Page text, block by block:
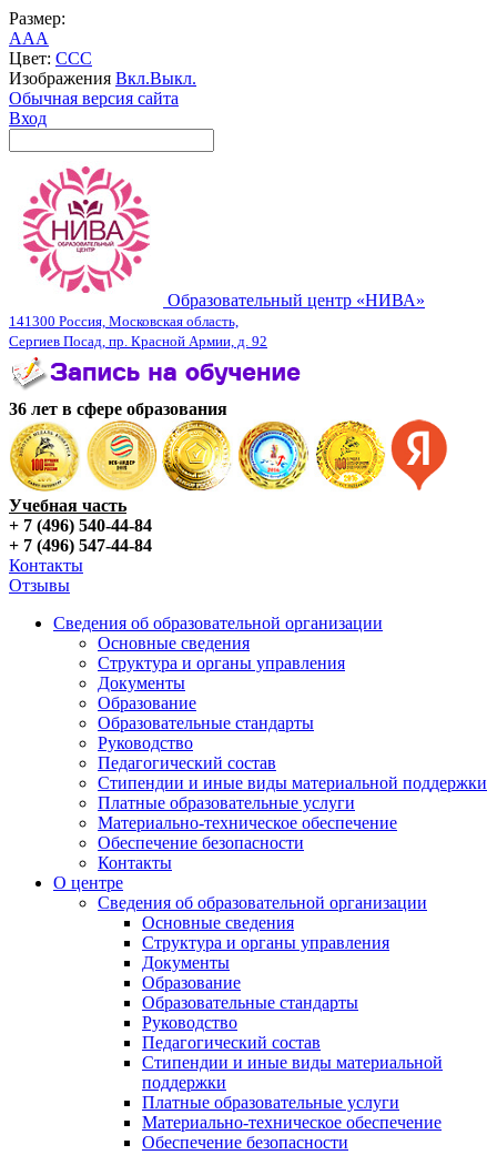
Размер:
AAA
Цвет: CCC
Изображения Вкл.Выкл.
Обычная версия сайта
Вход
Образовательный центр «НИВА»
141300 Россия, Московская область,
Сергиев Посад, пр. Красной Армии, д. 92
36 лет в сфере образования
Учебная часть
+ 7 (496) 540-44-84
+ 7 (496) 547-44-84
Контакты
Отзывы
Сведения об образовательной организации
Основные сведения
Структура и органы управления
Документы
Образование
Образовательные стандарты
Руководство
Педагогический состав
Стипендии и иные виды материальной поддержки
Платные образовательные услуги
Материально-техническое обеспечение
Обеспечение безопасности
Контакты
О центре
Сведения об образовательной организации
Основные сведения
Структура и органы управления
Документы
Образование
Образовательные стандарты
Руководство
Педагогический состав
Стипендии и иные виды материальной
поддержки
Платные образовательные услуги
Материально-техническое обеспечение
Обеспечение безопасности